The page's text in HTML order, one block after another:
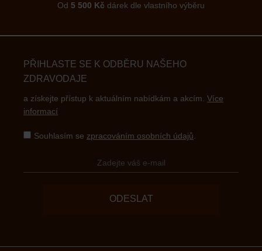
Od 5 500 Kč dárek dle vlastního výběru
PŘIHLASTE SE K ODBĚRU NAŠEHO
ZDRAVODAJE
a získejte přístup k aktuálním nabídkám a akcím. Více
informací
Souhlasím se zpracováním osobních údajů
ODESLAT